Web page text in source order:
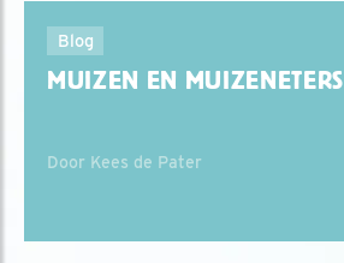
Blog
MUIZEN EN MUIZENETERS
Door Kees de Pater